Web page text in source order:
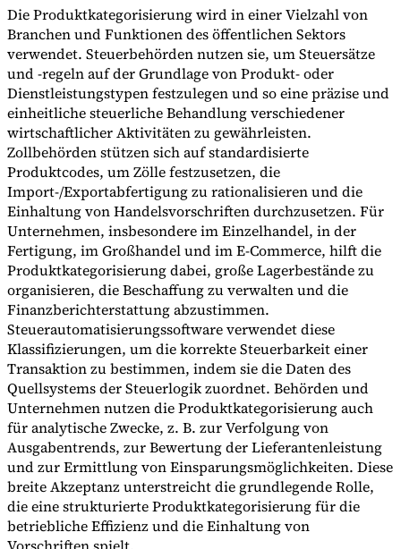
Die Produktkategorisierung wird in einer Vielzahl von
Branchen und Funktionen des öffentlichen Sektors
verwendet. Steuerbehörden nutzen sie, um Steuersätze
und -regeln auf der Grundlage von Produkt- oder
Dienstleistungstypen festzulegen und so eine präzise und
einheitliche steuerliche Behandlung verschiedener
wirtschaftlicher Aktivitäten zu gewährleisten.
Zollbehörden stützen sich auf standardisierte
Produktcodes, um Zölle festzusetzen, die
Import-/Exportabfertigung zu rationalisieren und die
Einhaltung von Handelsvorschriften durchzusetzen. Für
Unternehmen, insbesondere im Einzelhandel, in der
Fertigung, im Großhandel und im E-Commerce, hilft die
Produktkategorisierung dabei, große Lagerbestände zu
organisieren, die Beschaffung zu verwalten und die
Finanzberichterstattung abzustimmen.
Steuerautomatisierungssoftware verwendet diese
Klassifizierungen, um die korrekte Steuerbarkeit einer
Transaktion zu bestimmen, indem sie die Daten des
Quellsystems der Steuerlogik zuordnet. Behörden und
Unternehmen nutzen die Produktkategorisierung auch
für analytische Zwecke, z. B. zur Verfolgung von
Ausgabentrends, zur Bewertung der Lieferantenleistung
und zur Ermittlung von Einsparungsmöglichkeiten. Diese
breite Akzeptanz unterstreicht die grundlegende Rolle,
die eine strukturierte Produktkategorisierung für die
betriebliche Effizienz und die Einhaltung von